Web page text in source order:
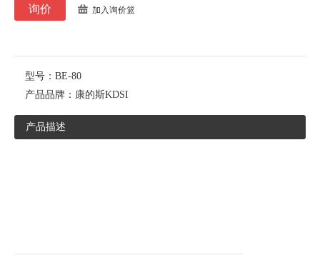
询价 加入询价篮
型号： BE-80
产品品牌： 康的斯KDSI
产品描述